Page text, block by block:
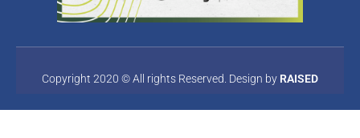
Copyright 2020 © All rights Reserved. Design by RAISED